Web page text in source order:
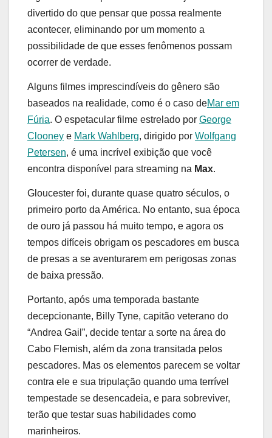
divertido do que pensar que possa realmente
acontecer, eliminando por um momento a
possibilidade de que esses fenômenos possam
ocorrer de verdade.
Alguns filmes imprescindíveis do gênero são
baseados na realidade, como é o caso deMar em
Fúria. O espetacular filme estrelado por George
Clooney e Mark Wahlberg, dirigido por Wolfgang
Petersen, é uma incrível exibição que você
encontra disponível para streaming na Max.
Gloucester foi, durante quase quatro séculos, o
primeiro porto da América. No entanto, sua época
de ouro já passou há muito tempo, e agora os
tempos difíceis obrigam os pescadores em busca
de presas a se aventurarem em perigosas zonas
de baixa pressão.
Portanto, após uma temporada bastante
decepcionante, Billy Tyne, capitão veterano do
“Andrea Gail”, decide tentar a sorte na área do
Cabo Flemish, além da zona transitada pelos
pescadores. Mas os elementos parecem se voltar
contra ele e sua tripulação quando uma terrível
tempestade se desencadeia, e para sobreviver,
terão que testar suas habilidades como
marinheiros.